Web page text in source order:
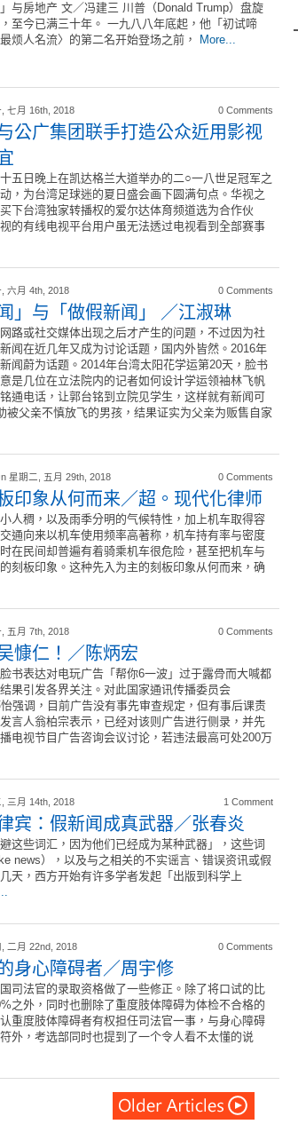
与房地产 文／冯建三 川普（Donald Trump）盘旋
至今已满三十年。 一九八八年底起，他「初试啼
烦人名流〉的第二名开始登场之前，
More...
七月 16th, 2018 0 Comments
公广集团联手打造公众近用影视
五日晚上在凯达格兰大道举办的二○一八世足冠军之
，为台湾足球迷的夏日盛会画下圆满句点。华视之
下台湾独家转播权的爱尔达体育频道选为合作伙
的有线电视平台用户虽无法透过电视看到全部赛事
六月 4th, 2018 0 Comments
」与「做假新闻」 ／江淑琳
路或社交媒体出现之后才产生的问题，不过因为社
闻在近几年又成为讨论话题，国内外皆然。2016年
闻蔚为话题。2014年台湾太阳花学运第20天，脸书
是几位在立法院内的记者如何设计学运领袖林飞帆
通电话，让郭台铭到立院见学生，这样就有新闻可
父亲不慎放飞的男孩，结果证实为父亲为贩售自家
星期二, 五月 29th, 2018 0 Comments
印象从何而来／超。现代化律师
人稠，以及雨季分明的气候特性，加上机车取得容
通向来以机车使用频率高著称，机车持有率与密度
在民间却普遍有着骑乘机车很危险，甚至把机车与
刻板印象。这种先入为主的刻板印象从何而来，确
五月 7th, 2018 0 Comments
慷仁！／陈炳宏
书表达对电玩广告「帮你6一波」过于露骨而大喊都
果引发各界关注。对此国家通讯传播委员会
怡强调，目前广告没有事先审查规定，但有事后课责
言人翁柏宗表示，已经对该则广告进行侧录，并先
电视节目广告咨询会议讨论，若违法最高可处200万
三月 14th, 2018 1 Comment
宾：假新闻成真武器／张春炎
避这些词汇，因为他们已经成为某种武器」，这些词
news），以及与之相关的不实谣言、错误资讯或假
天，西方开始有许多学者发起「出版到科学上
二月 22nd, 2018 0 Comments
身心障碍者／周宇修
司法官的录取资格做了一些修正。除了将口试的比
之外，同时也删除了重度肢体障碍为体检不合格的
重度肢体障碍者有权担任司法官一事，与身心障碍
外，考选部同时也提到了一个令人看不太懂的说